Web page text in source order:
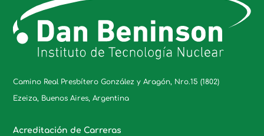
Camino Real Presbítero González y Aragón, Nro.15 (1802)
Ezeiza, Buenos Aires, Argentina
Acreditación de Carreras